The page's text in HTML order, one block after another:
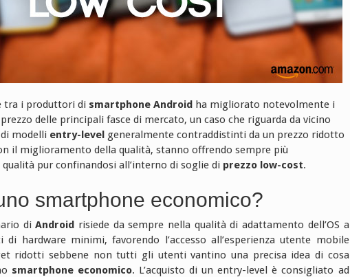
tra i produttori di smartphone Androidha migliorato notevolmente i
delle principali fasce di mercato, un caso che riguarda da vicino
di modelli entry-levelgeneralmente contraddistinti da un prezzo ridotto
il miglioramento della qualità, stanno offrendo sempre più
pur confinandosi all’interno di soglie di prezzo low-cost.
smartphone economico?
diAndroid risiede da sempre nella qualità di adattamento dell’OS a
di hardware minimi, favorendo l’accesso all’esperienza utente mobile
ridotti sebbene non tutti gli utenti vantino una precisa idea di cosa
smartphone economico. L’acquisto di un entry-level è consigliato ad